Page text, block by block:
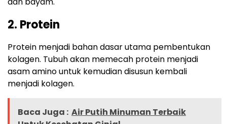
2. Protein
Protein menjadi bahan dasar utama pembentukan
kolagen. Tubuh akan memecah protein menjadi
asam amino untuk kemudian disusun kembali
menjadi kolagen.
Baca Juga : Air Putih Minuman Terbaik